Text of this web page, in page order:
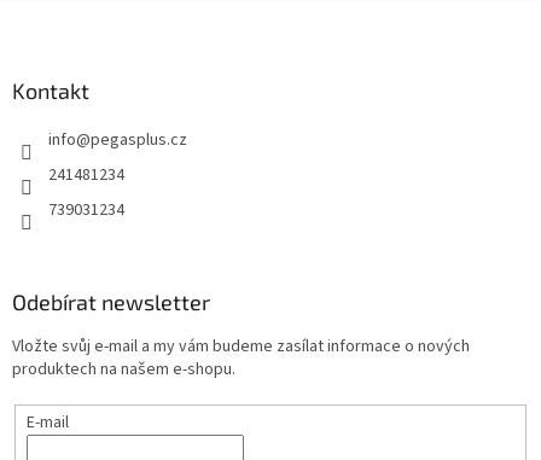
Kontakt
info@pegasplus.cz
241481234
739031234
Odebírat newsletter
Vložte svůj e-mail a my vám budeme zasílat informace o nových
produktech na našem e-shopu.
E-mail